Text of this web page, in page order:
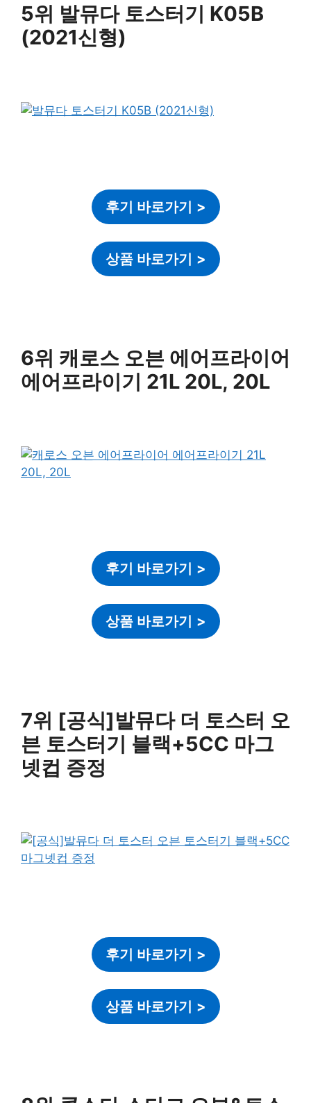
5위 발뮤다 토스터기 K05B
(2021신형)
후기 바로가기 >
상품 바로가기 >
6위 캐로스 오븐 에어프라이어
에어프라이기 21L 20L, 20L
후기 바로가기 >
상품 바로가기 >
7위 [공식]발뮤다 더 토스터 오
븐 토스터기 블랙+5CC 마그
넷컵 증정
후기 바로가기 >
상품 바로가기 >